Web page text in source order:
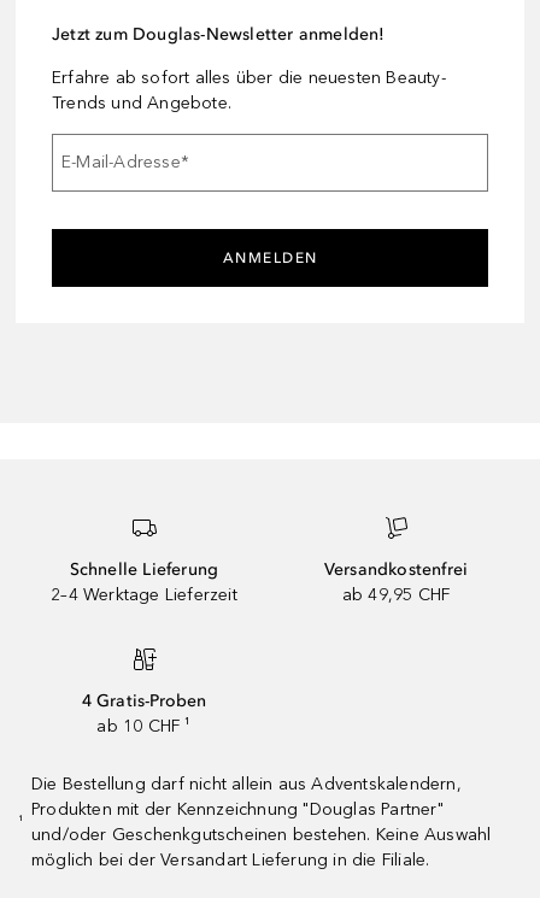
Jetzt zum Douglas-Newsletter anmelden!
Erfahre ab sofort alles über die neuesten Beauty-
Trends und Angebote.
E-Mail-Adresse*
ANMELDEN
Schnelle Lieferung
2–4 Werktage Lieferzeit
Versandkostenfrei
ab 49,95 CHF
4 Gratis-Proben
ab 10 CHF ¹
¹
Die Bestellung darf nicht allein aus Adventskalendern,
Produkten mit der Kennzeichnung "Douglas Partner"
und/oder Geschenkgutscheinen bestehen. Keine Auswahl
möglich bei der Versandart Lieferung in die Filiale.